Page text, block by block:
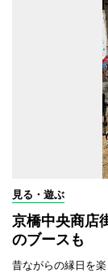
見る・遊ぶ
京橋中央商店
のブースも
昔ながらの縁日を